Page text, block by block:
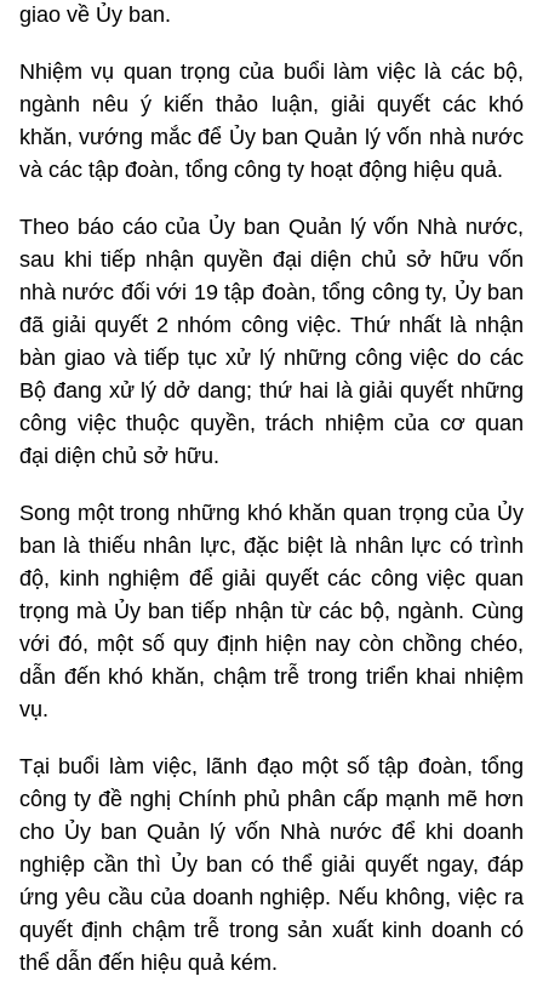
giao về Ủy ban.
Nhiệm vụ quan trọng của buổi làm việc là các bộ,
ngành nêu ý kiến thảo luận, giải quyết các khó
khăn, vướng mắc để Ủy ban Quản lý vốn nhà nước
và các tập đoàn, tổng công ty hoạt động hiệu quả.
Theo báo cáo của Ủy ban Quản lý vốn Nhà nước,
sau khi tiếp nhận quyền đại diện chủ sở hữu vốn
nhà nước đối với 19 tập đoàn, tổng công ty, Ủy ban
đã giải quyết 2 nhóm công việc. Thứ nhất là nhận
bàn giao và tiếp tục xử lý những công việc do các
Bộ đang xử lý dở dang; thứ hai là giải quyết những
công việc thuộc quyền, trách nhiệm của cơ quan
đại diện chủ sở hữu.
Song một trong những khó khăn quan trọng của Ủy
ban là thiếu nhân lực, đặc biệt là nhân lực có trình
độ, kinh nghiệm để giải quyết các công việc quan
trọng mà Ủy ban tiếp nhận từ các bộ, ngành. Cùng
với đó, một số quy định hiện nay còn chồng chéo,
dẫn đến khó khăn, chậm trễ trong triển khai nhiệm
vụ.
Tại buổi làm việc, lãnh đạo một số tập đoàn, tổng
công ty đề nghị Chính phủ phân cấp mạnh mẽ hơn
cho Ủy ban Quản lý vốn Nhà nước để khi doanh
nghiệp cần thì Ủy ban có thể giải quyết ngay, đáp
ứng yêu cầu của doanh nghiệp. Nếu không, việc ra
quyết định chậm trễ trong sản xuất kinh doanh có
thể dẫn đến hiệu quả kém.